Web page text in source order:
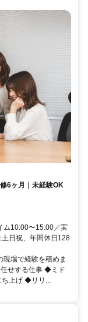
6ヶ月｜未経験OK
ム10:00〜15:00／実
日祝、年間休日128
場で経験を積めま
せする仕事 ◆ミド
ち上げ ◆リリ...